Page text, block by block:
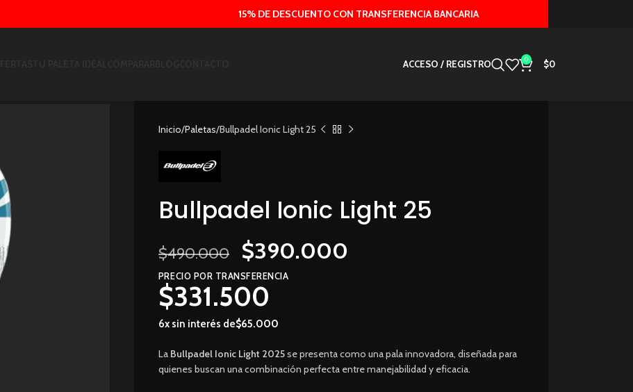
ACCESO / REGISTRO 0 $0
Inicio Paletas Bullpadel Ionic Light 25
Bullpadel Ionic Light 25
$490.000 $390.000
PRECIO POR TRANSFERENCIA
$331.500
6x sin interés de$65.000
La Bullpadel Ionic Light 2025se presenta como una pala innovadora, diseñada para
quienes buscan una combinación perfecta entre manejabilidad y eficacia.
15% DE DESCUENTO CON TRANSFERENCIA BANCARIA